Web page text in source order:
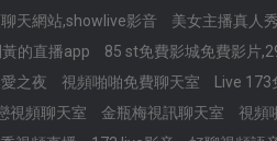
天網站,showlive影音 美女主播真人
的直播app 85 st免費影城免費影片
之夜 視頻啪啪免費聊天室 Live
視頻聊天室 金瓶梅視訊聊天室 視頻